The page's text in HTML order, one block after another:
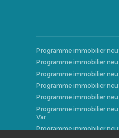
Programme immobilier
Programme immobilier
Programme immobilier
Programme immobilier
Programme immobilier
Programme immobilier
Var
Programme immobilier